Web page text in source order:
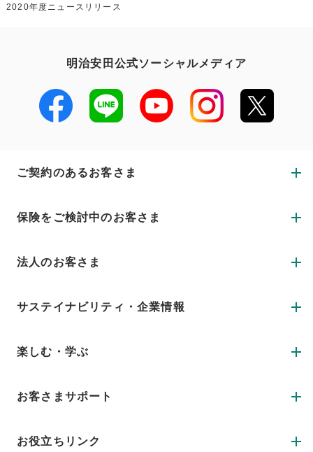
2020年度ニュースリリース
明治安田公式ソーシャルメディア
ご契約のあるお客さま
保険をご検討中のお客さま
法人のお客さま
サステイナビリティ・企業情報
楽しむ・学ぶ
お客さまサポート
お役立ちリンク